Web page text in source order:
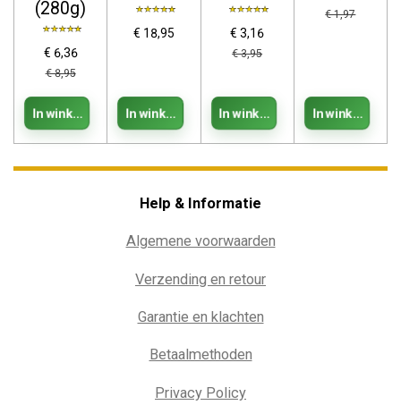
(280g)
€ 6,36
€ 8,95
In winkelwagen
€ 18,95
In winkelwagen
€ 3,16
€ 3,95
In winkelwagen
€ 1,97
In
Help & Informatie
Algemene voorwaarden
Verzending en retour
Garantie en klachten
Betaalmethoden
Privacy Policy